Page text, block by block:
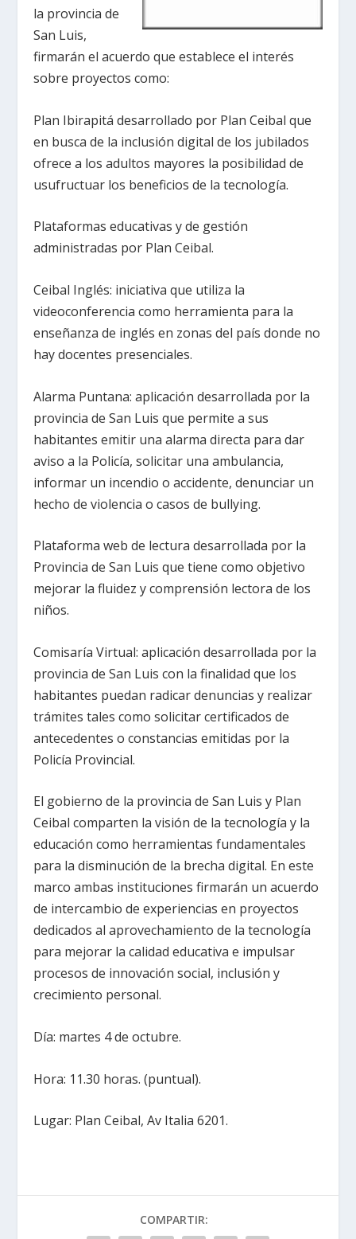
la provincia de
San Luis,
firmarán el acuerdo que establece el interés
sobre proyectos como:
Plan Ibirapitá desarrollado por Plan Ceibal que
en busca de la inclusión digital de los jubilados
ofrece a los adultos mayores la posibilidad de
usufructuar los beneficios de la tecnología.
Plataformas educativas y de gestión
administradas por Plan Ceibal.
Ceibal Inglés: iniciativa que utiliza la
videoconferencia como herramienta para la
enseñanza de inglés en zonas del país donde no
hay docentes presenciales.
Alarma Puntana: aplicación desarrollada por la
provincia de San Luis que permite a sus
habitantes emitir una alarma directa para dar
aviso a la Policía, solicitar una ambulancia,
informar un incendio o accidente, denunciar un
hecho de violencia o casos de bullying.
Plataforma web de lectura desarrollada por la
Provincia de San Luis que tiene como objetivo
mejorar la fluidez y comprensión lectora de los
niños.
Comisaría Virtual: aplicación desarrollada por la
provincia de San Luis con la finalidad que los
habitantes puedan radicar denuncias y realizar
trámites tales como solicitar certificados de
antecedentes o constancias emitidas por la
Policía Provincial.
El gobierno de la provincia de San Luis y Plan
Ceibal comparten la visión de la tecnología y la
educación como herramientas fundamentales
para la disminución de la brecha digital. En este
marco ambas instituciones firmarán un acuerdo
de intercambio de experiencias en proyectos
dedicados al aprovechamiento de la tecnología
para mejorar la calidad educativa e impulsar
procesos de innovación social, inclusión y
crecimiento personal.
Día: martes 4 de octubre.
Hora: 11.30 horas. (puntual).
Lugar: Plan Ceibal, Av Italia 6201.
COMPARTIR: